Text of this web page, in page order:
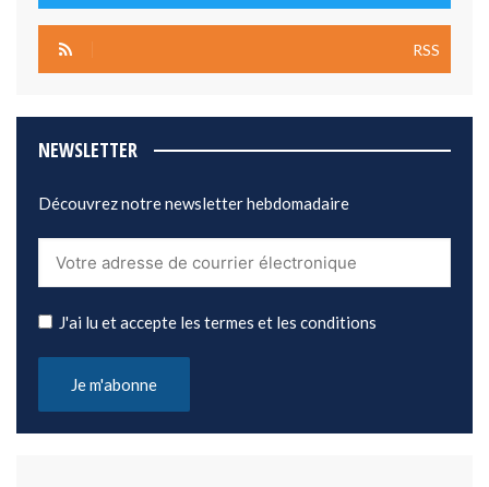
RSS
NEWSLETTER
Découvrez notre newsletter hebdomadaire
J'ai lu et accepte les termes et les conditions